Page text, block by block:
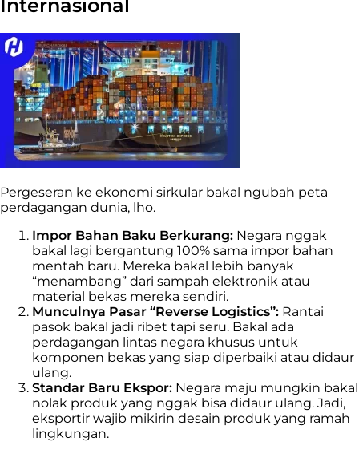
Internasional
Pergeseran ke ekonomi sirkular bakal ngubah peta
perdagangan dunia, lho.
Impor Bahan Baku Berkurang: Negara nggak
bakal lagi bergantung 100% sama impor bahan
mentah baru. Mereka bakal lebih banyak
“menambang” dari sampah elektronik atau
material bekas mereka sendiri.
Munculnya Pasar “Reverse Logistics”: Rantai
pasok bakal jadi ribet tapi seru. Bakal ada
perdagangan lintas negara khusus untuk
komponen bekas yang siap diperbaiki atau didaur
ulang.
Standar Baru Ekspor: Negara maju mungkin bakal
nolak produk yang nggak bisa didaur ulang. Jadi,
eksportir wajib mikirin desain produk yang ramah
lingkungan.